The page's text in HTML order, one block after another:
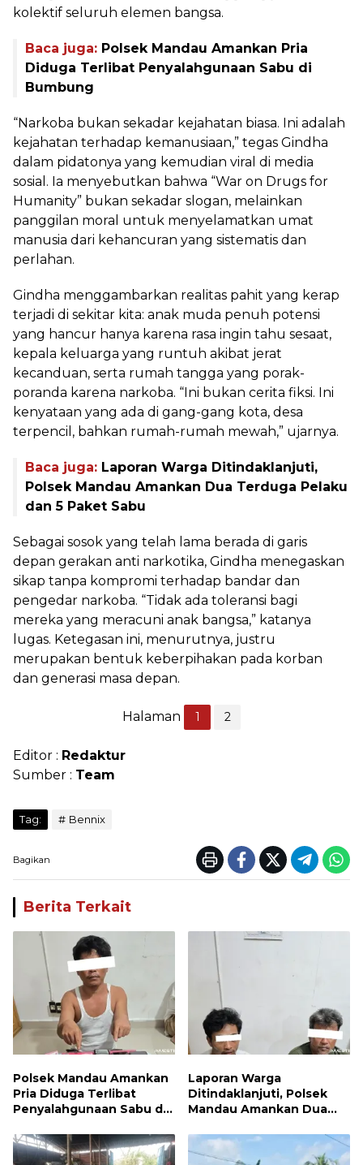
kolektif seluruh elemen bangsa.
Baca juga: Polsek Mandau Amankan Pria
Diduga Terlibat Penyalahgunaan Sabu di
Bumbung
“Narkoba bukan sekadar kejahatan biasa. Ini adalah
kejahatan terhadap kemanusiaan,” tegas Gindha
dalam pidatonya yang kemudian viral di media
sosial. Ia menyebutkan bahwa “War on Drugs for
Humanity” bukan sekadar slogan, melainkan
panggilan moral untuk menyelamatkan umat
manusia dari kehancuran yang sistematis dan
perlahan.
Gindha menggambarkan realitas pahit yang kerap
terjadi di sekitar kita: anak muda penuh potensi
yang hancur hanya karena rasa ingin tahu sesaat,
kepala keluarga yang runtuh akibat jerat
kecanduan, serta rumah tangga yang porak-
poranda karena narkoba. “Ini bukan cerita fiksi. Ini
kenyataan yang ada di gang-gang kota, desa
terpencil, bahkan rumah-rumah mewah,” ujarnya.
Baca juga: Laporan Warga Ditindaklanjuti,
Polsek Mandau Amankan Dua Terduga Pelaku
dan 5 Paket Sabu
Sebagai sosok yang telah lama berada di garis
depan gerakan anti narkotika, Gindha menegaskan
sikap tanpa kompromi terhadap bandar dan
pengedar narkoba. “Tidak ada toleransi bagi
mereka yang meracuni anak bangsa,” katanya
lugas. Ketegasan ini, menurutnya, justru
merupakan bentuk keberpihakan pada korban
dan generasi masa depan.
Halaman 1 2
Editor : Redaktur
Sumber : Team
Tag: Bennix
Bagikan
Berita Terkait
Polsek Mandau Amankan
Pria Diduga Terlibat
Penyalahgunaan Sabu di
Laporan Warga
Ditindaklanjuti, Polsek
Mandau Amankan Dua
Paket Sabu